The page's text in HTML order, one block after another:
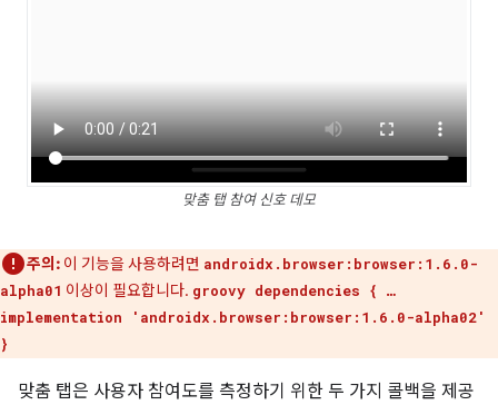
맞춤 탭 참여 신호 데모
주의: 이 기능을 사용하려면 androidx.browser:browser:1.6.0-
alpha01 이상이 필요합니다. groovy dependencies { …
implementation 'androidx.browser:browser:1.6.0-alpha02'
}
맞춤 탭은 사용자 참여도를 측정하기 위한 두 가지 콜백을 제공